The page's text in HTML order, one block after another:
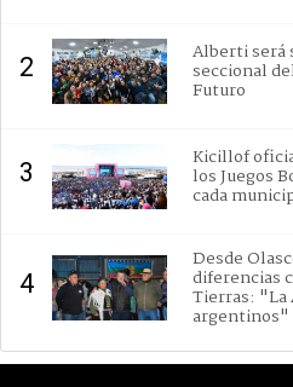
2 Alberti será
seccional
Futuro
3 Kicillof
los Juegos
cada
4
Desde
diferencias
Tierras: "La
argentinos"